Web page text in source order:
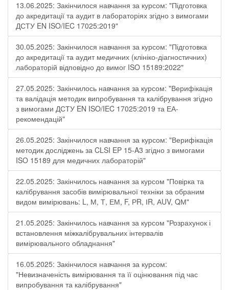
13.06.2025: Закінчилося навчання за курсом: "Підготовка
до акредитації та аудит в лабораторіях згідно з вимогами
ДСТУ EN ISO/IEC 17025:2019"
30.05.2025: Закінчилося навчання за курсом: "Підготовка
до акредитації та аудит медичних (клініко-діагностичних)
лабораторій відповідно до вимог ISO 15189:2022"
27.05.2025: Закінчилось навчання за курсом: "Верифікація
та валідація методик випробування та калібрування згідно
з вимогами ДСТУ EN ISO/IEC 17025:2019 та ЕА-
рекомендацій"
26.05.2025: Закінчилося навчання за курсом: "Верифікація
методик досліджень за CLSI EP 15-A3 згідно з вимогами
ISO 15189 для медичних лабораторій"
22.05.2025: Закінчилось навчання за курсом "Повірка та
калібрування засобів вимірювальної техніки за обраним
видом вимірювань: L, М, Т, ЕМ, F, РR, ІR, АUV, QМ"
21.05.2025: Закінчилось навчання за курсом "Розрахунок і
встановлення міжкалібрувальних інтервалів
вимірювального обладнання"
16.05.2025: Закінчилося навчання за курсом:
"Невизначеність вимірювання та її оцінювання під час
випробування та калібрування"